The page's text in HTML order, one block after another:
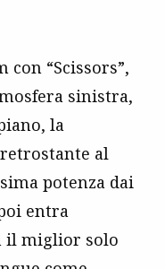
“Scissors”,
sinistra,
la
al
potenza dai
entra
il miglior solo